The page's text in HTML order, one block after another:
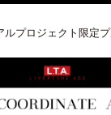
ルプロジェクト限定